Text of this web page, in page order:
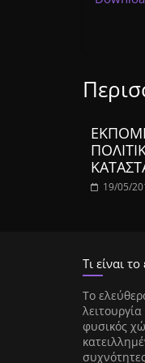
19/05/
Τι είναι
Tο
φυσικός